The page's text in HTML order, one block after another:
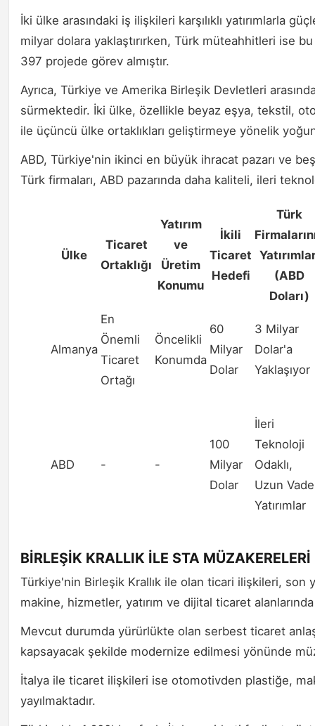
İki ülke arasındaki iş ilişkileri karşılıklı yatırımlarla
milyar dolara yaklaştırırken, Türk müteahhitleri ise
397 projede görev almıştır.
Ayrıca, Türkiye ve Amerika Birleşik Devletleri
sürmektedir. İki ülke, özellikle beyaz eşya, tekstil,
ile üçüncü ülke ortaklıkları geliştirmeye yönelik
ABD, Türkiye'nin ikinci en büyük ihracat pazarı ve
Türk firmaları, ABD pazarında daha kaliteli, ileri
Ülke
Ticaret
Ortaklığı
Yatırım
ve
Üretim
Konumu
İkili
Ticaret
Hedefi
Türk
(ABD
Doları)
Almanya
En
Önemli
Ticaret
Ortağı
Öncelikli
Konumda
60
Milyar
Dolar
3 Milyar
Dolar'a
Yaklaşıyor
ABD - -
100
Milyar
Dolar
İleri
Teknoloji
Odaklı,
Uzun
Yatırımlar
BİRLEŞİK KRALLIK İLE STA
Türkiye'nin Birleşik Krallık ile olan ticari ilişkileri,
makine, hizmetler, yatırım ve dijital ticaret
Mevcut durumda yürürlükte olan serbest ticaret
kapsayacak şekilde modernize edilmesi yönünde
İtalya ile ticaret ilişkileri ise otomotivden plastiğe,
yayılmaktadır.